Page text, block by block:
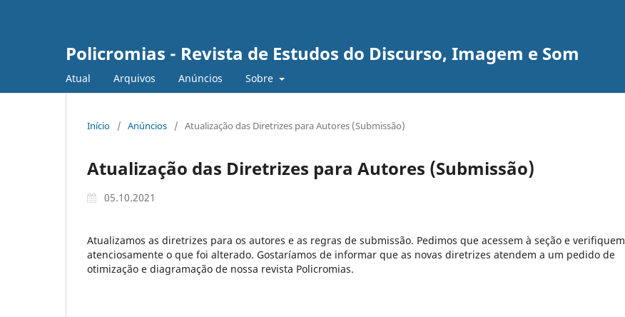
Policromias - Revista de Estudos do Discurso, Imagem e Som
Atual Arquivos Anúncios Sobre
Início / Anúncios / Atualização das Diretrizes para Autores (Submissão)
Atualização das Diretrizes para Autores (Submissão)
05.10.2021
Atualizamos as diretrizes para os autores e as regras de submissão. Pedimos que acessem à seção e verifiquem
atenciosamente o que foi alterado. Gostaríamos de informar que as novas diretrizes atendem a um pedido de
otimização e diagramação de nossa revista Policromias.